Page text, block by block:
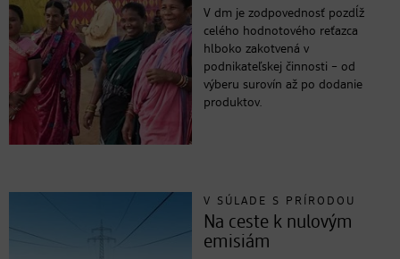
V dm je zodpovednosť pozdĺž
celého hodnotového reťazca
hlboko zakotvená v
podnikateľskej činnosti – od
výberu surovín až po dodanie
produktov.
V SÚLADE S PRÍRODOU
Na ceste k nulovým
emisiám